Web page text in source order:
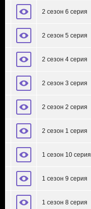
2 сезон 6 серия
2 сезон 5 серия
2 сезон 4 серия
2 сезон 3 серия
2 сезон 2 серия
2 сезон 1 серия
1 сезон 10 серия
1 сезон 9 серия
1 сезон 8 серия